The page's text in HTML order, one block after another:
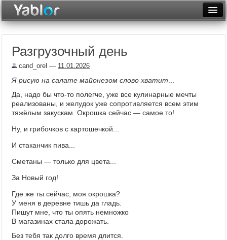
Неделя
Архив
Фототоп
Разгрузочный день
cand_orel — 11.01.2026
Я рисую на салате майонезом слово хватит
Да, надо бы что-то полегче, уже все кулинарные мечты
реализованы, и желудок уже сопротивляется всем этим
тяжёлым закускам. Окрошка сейчас — самое то!
Ну, и грибочков с картошечкой...
И стаканчик пива...
Сметаны — только для цвета...
За Новый год!
Где же ты сейчас, моя окрошка?
У меня в деревне тишь да гладь.
Пишут мне, что ты опять немножко
В магазинах стала дорожать.
Без тебя так долго время длится.